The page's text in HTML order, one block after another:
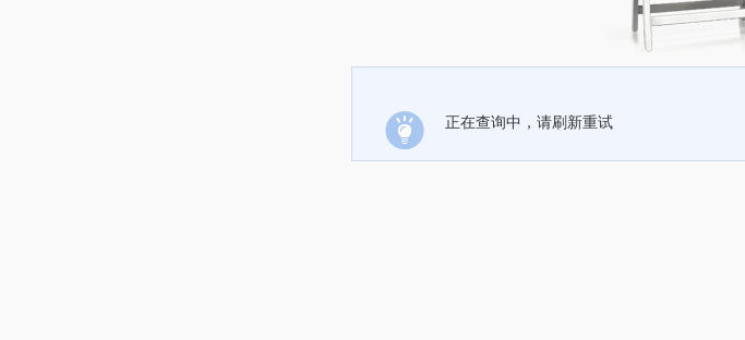
正在查询中，请刷新重试